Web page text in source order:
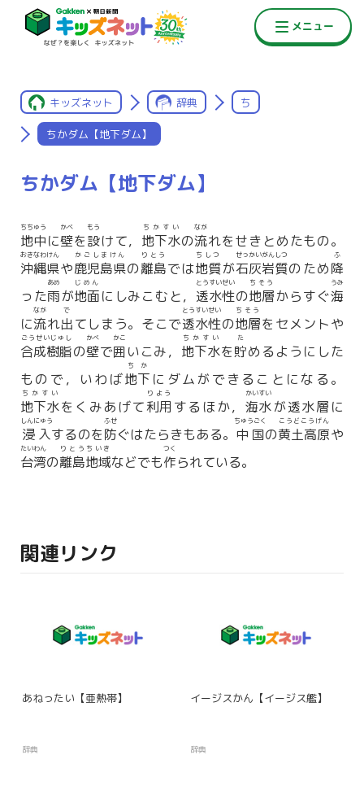
キッズネット 辞典 ち
ちかダム【地下ダム】
ちかダム【地下ダム】
地中
ちちゅう
に壁
かべ
を設
もう
けて， 地下水
ちかすい
の流
なが
れをせきとめたもの。
沖縄県
おきなわけん
や鹿児島県
かごしまけん
の離島
りとう
では地質
ちしつ
が石灰岩質
せっかいがんしつ
のため降
ふ
った雨
あめ
が地面
じめん
にしみこむと， 透水性
とうすいせい
の地層
ちそう
からすぐ海
うみ
に流
なが
れ出
で
てしまう。そこで透水性
とうすいせい
の地層
ちそう
をセメントや
合成樹脂
ごうせいじゅし
の壁
かべ
で囲
かこ
いこみ， 地下水
ちかすい
を貯
た
めるようにした
もので，いわば地下
ちか
にダムができることになる。
地下水
ちかすい
をくみあげて利用
りよう
するほか， 海水
かいすい
が透水層に
浸入
しんにゅう
するのを防
ふせ
ぐはたらきもある。 中国
ちゅうごく
の黄土高原
こうどこうげん
や
台湾
たいわん
の離島地域
りとうちいき
などでも作
つく
られている。
関連リンク
あねったい【亜熱帯】
辞典
イージスかん【イージス艦】
辞典